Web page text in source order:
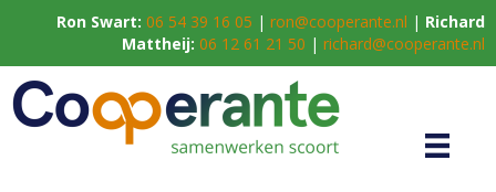
Ron Swart: 06 54 39 16 05 | ron@cooperante.nl | Richard
Mattheij: 06 12 61 21 50 | richard@cooperante.nl